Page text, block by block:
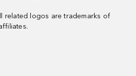
related logos are trademarks of